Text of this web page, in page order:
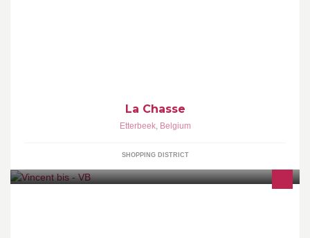
La Chasse
Etterbeek, Belgium
SHOPPING DISTRICT